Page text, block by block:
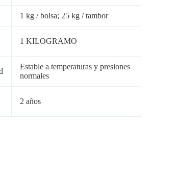
1 kg / bolsa; 25 kg / tambor
1 KILOGRAMO
Estable a temperaturas y presiones
normales
2 años